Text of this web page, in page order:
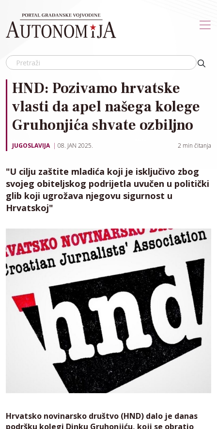
HND: Pozivamo hrvatske
vlasti da apel našega kolege
Gruhonjića shvate ozbiljno
JUGOSLAVIJA 08. JAN 2025. 2 min čitanja
"U cilju zaštite mladića koji je isključivo zbog
svojeg obiteljskog podrijetla uvučen u politički
glib koji ugrožava njegovu sigurnost u
Hrvatskoj"
Hrvatsko novinarsko društvo (HND) dalo je danas
podršku kolegi Dinku Gruhonjiću, koji se obratio